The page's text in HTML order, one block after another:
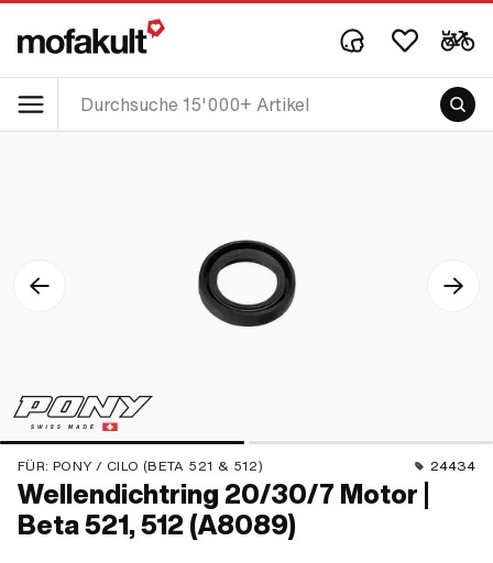
FÜR: PONY / CILO (BETA 521 & 512) 24434
Wellendichtring 20/30/7 Motor |
Beta 521, 512 (A8089)